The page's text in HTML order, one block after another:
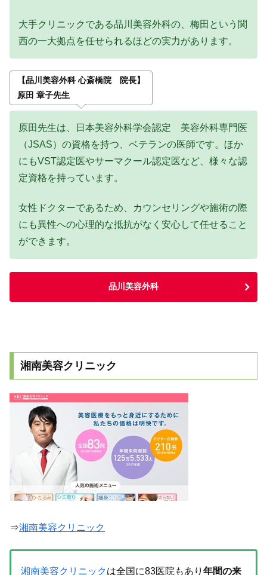
大手クリニックである品川美容外科の、梅田という関
西の一大拠点を任せられるほどの実力があります。
【品川美容外科 心斎橋院 院長】
原田 章子先生
原田先生は、日本美容外科学会認定 美容外科専門医
（JSAS）の資格を持つ、ベテランの医師です。ほか
にもVST認定医やサーマクール認定医など、様々な認
定資格を持っています。
女性ドクターであるため、カウンセリングや施術の際
にも異性への心理的な抵抗がなく安心して任せること
ができます。
品川美容外科
湘南美容クリニック
⇒湘南美容クリニック
湘南美容クリニックは全国に83医院もあり 年間の来